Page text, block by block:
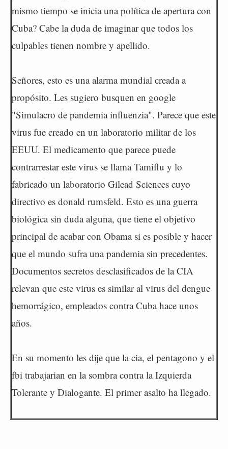
mismo tiempo se inicia una política de apertura con
Cuba? Cabe la duda de imaginar que todos los
culpables tienen nombre y apellido.
Señores, esto es una alarma mundial creada a
propósito. Les sugiero busquen en google
"Simulacro de pandemia influenzia". Parece que este
virus fue creado en un laboratorio militar de los
EEUU. El medicamento que parece puede
contrarrestar este virus se llama Tamiflu y lo
fabricado un laboratorio Gilead Sciences cuyo
directivo es donald rumsfeld. Esto es una guerra
biológica sin duda alguna, que tiene el objetivo
principal de acabar con Obama si es posible y hacer
que el mundo sufra una pandemia sin precedentes.
Documentos secretos desclasificados de la CIA
relevan que este virus es similar al virus del dengue
hemorrágico, empleados contra Cuba hace unos
años.
En su momento les dije que la cia, el pentagono y el
fbi trabajarian en la sombra contra la Izquierda
Tolerante y Dialogante. El primer asalto ha llegado.